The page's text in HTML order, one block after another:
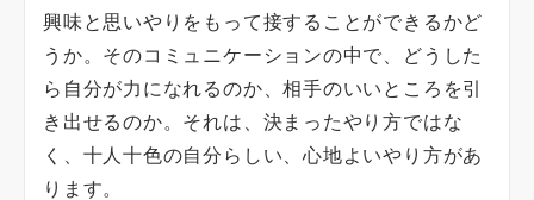
興味と思いやりをもって接することができるかど
うか。そのコミュニケーションの中で、どうした
ら自分が力になれるのか、相手のいいところを引
き出せるのか。それは、決まったやり方ではな
く、十人十色の自分らしい、心地よいやり方があ
ります。